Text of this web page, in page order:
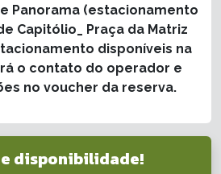
Panorama (estacionamento
Capitólio_ Praça da Matriz
disponíveis na
o contato do operador e
no voucher da reserva.
disponibilidade!